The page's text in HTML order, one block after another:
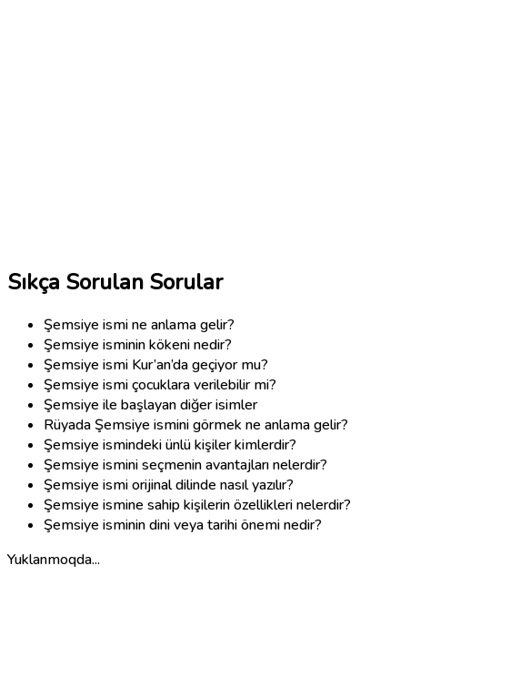
Sıkça Sorulan Sorular
Şemsiye ismi ne anlama gelir?
Şemsiye isminin kökeni nedir?
Şemsiye ismi Kur’an’da geçiyor mu?
Şemsiye ismi çocuklara verilebilir mi?
Şemsiye ile başlayan diğer isimler
Rüyada Şemsiye ismini görmek ne anlama gelir?
Şemsiye ismindeki ünlü kişiler kimlerdir?
Şemsiye ismini seçmenin avantajları nelerdir?
Şemsiye ismi orijinal dilinde nasıl yazılır?
Şemsiye ismine sahip kişilerin özellikleri nelerdir?
Şemsiye isminin dini veya tarihi önemi nedir?
Yuklanmoqda...